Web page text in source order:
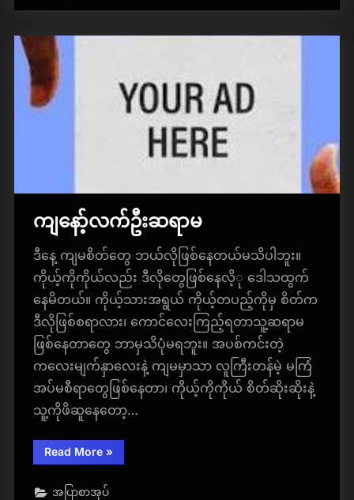
–
စာပေ”
ကျနော့်လက်ဦးဆရာမ
ဒီနေ့ ကျမစိတ်တွေ ဘယ်လိုဖြစ်နေတယ်မသိပါဘူး။
ကိုယ့်ကိုကိုယ်လည်း ဒီလိုတွေဖြစ်နေလိ့ု ဒေါသထွက်
နေမိတယ်။ ကိုယ့်သားအရွယ် ကိုယ့်တပည့်ကိုမှ စိတ်က
ဒီလိုဖြစ်စရာလား၊ ကောင်လေးကြည့်ရတာသူ့ဆရာမ
ဖြစ်နေတာတွေ ဘာမှသိပုံမရဘူး။ အပစ်ကင်းတဲ့
ကလေးမျက်နှာလေးနဲ့ ကျမမှာသာ လူကြီးတန်မဲ့ မကြံ
အပ်မစီရာတွေဖြစ်နေတာ၊ ကိုယ့်ကိုကိုယ် စိတ်ဆိုးဆိုးနဲ့
သူ့ကိုဖိဆူနေတော့…
Read More“ကျ
နော့်
မ”
»
အပြာစာအုပ်